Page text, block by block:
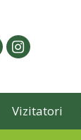
Vizitatori